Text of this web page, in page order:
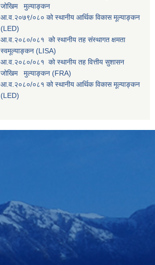
जोखिम मुल्याङ्कन
आ.व.२०७९/०८० को स्थानीय आर्थिक विकास मूल्याङ्कन
(LED)
आ.व.२०८०/०८१ को स्थानीय तह संस्थागत क्षमता
स्वमूल्याङ्कन (LISA)
आ.व.२०८०/०८१ को स्थानीय तह वित्तीय सुशासन
जोखिम मुल्याङ्कन (FRA)
आ.व.२०८०/०८१ को स्थानीय आर्थिक विकास मूल्याङ्कन
(LED)